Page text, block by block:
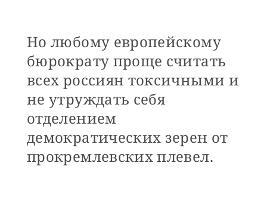
Но любому европейскому
бюрократу проще считать
всех россиян токсичными и
не утруждать себя
отделением
демократических зерен от
прокремлевских плевел.